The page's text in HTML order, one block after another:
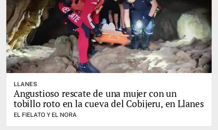
LLANES
Angustioso rescate de una mujer con un
tobillo roto en la cueva del Cobijeru, en Llanes
EL FIELATO Y EL NORA